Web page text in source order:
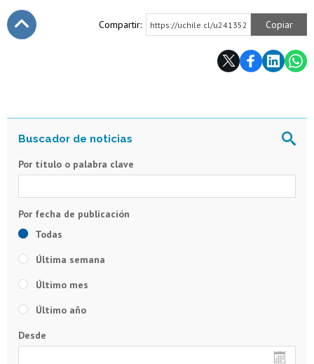
Compartir: https://uchile.cl/u241352 Copiar
Por título o palabra clave
Todas
Última semana
Último mes
Último año
Desde